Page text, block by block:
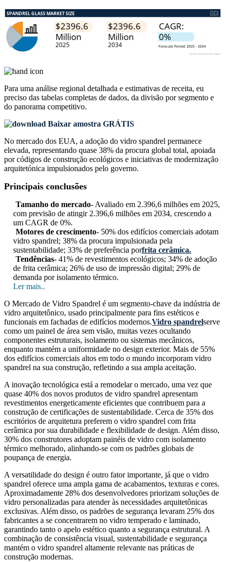
Para uma análise regional detalhada e estimativas de receita, eu
preciso das tabelas completas de dados, da divisão por segmento e
do panorama competitivo.
Baixar amostra GRÁTIS
No mercado dos EUA, a adoção do vidro spandrel permanece
elevada, representando quase 38% da procura global total, apoiada
por códigos de construção ecológicos e iniciativas de modernização
arquitetónica impulsionados pelo governo.
Principais conclusões
Tamanho do mercado- Avaliado em 2.396,6 milhões em 2025,
com previsão de atingir 2.396,6 milhões em 2034, crescendo a
um CAGR de 0%.
Motores de crescimento- 50% dos edifícios comerciais adotam
vidro spandrel; 38% da procura impulsionada pela
sustentabilidade; 33% de preferência porfrita cerâmica.
Tendências- 41% de revestimentos ecológicos; 34% de adoção
de frita cerâmica; 26% de uso de impressão digital; 29% de
demanda por isolamento térmico.
Ler mais..
O Mercado de Vidro Spandrel é um segmento-chave da indústria de
vidro arquitetônico, usado principalmente para fins estéticos e
funcionais em fachadas de edifícios modernos.Vidro spandrelserve
como um painel de área sem visão, muitas vezes ocultando
componentes estruturais, isolamento ou sistemas mecânicos,
enquanto mantém a uniformidade no design exterior. Mais de 55%
dos edifícios comerciais altos em todo o mundo incorporam vidro
spandrel na sua construção, refletindo a sua ampla aceitação.
A inovação tecnológica está a remodelar o mercado, uma vez que
quase 40% dos novos produtos de vidro spandrel apresentam
revestimentos energeticamente eficientes que contribuem para a
construção de certificações de sustentabilidade. Cerca de 35% dos
escritórios de arquitetura preferem o vidro spandrel com frita
cerâmica por sua durabilidade e flexibilidade de design. Além disso,
30% dos construtores adoptam painéis de vidro com isolamento
térmico melhorado, alinhando-se com os padrões globais de
poupança de energia.
A versatilidade do design é outro fator importante, já que o vidro
spandrel oferece uma ampla gama de acabamentos, texturas e cores.
Aproximadamente 28% dos desenvolvedores priorizam soluções de
vidro personalizadas para atender às necessidades arquitetônicas
exclusivas. Além disso, os padrões de segurança levaram 25% dos
fabricantes a se concentrarem no vidro temperado e laminado,
garantindo tanto o apelo estético quanto a segurança estrutural. A
combinação de consistência visual, sustentabilidade e segurança
mantém o vidro spandrel altamente relevante nas práticas de
construção modernas.